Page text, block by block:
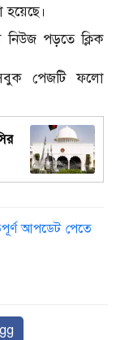
হয়েছে।
নিউজ পড়তে ক্লিক
পেজটি ফলো
আপডেট পেতে